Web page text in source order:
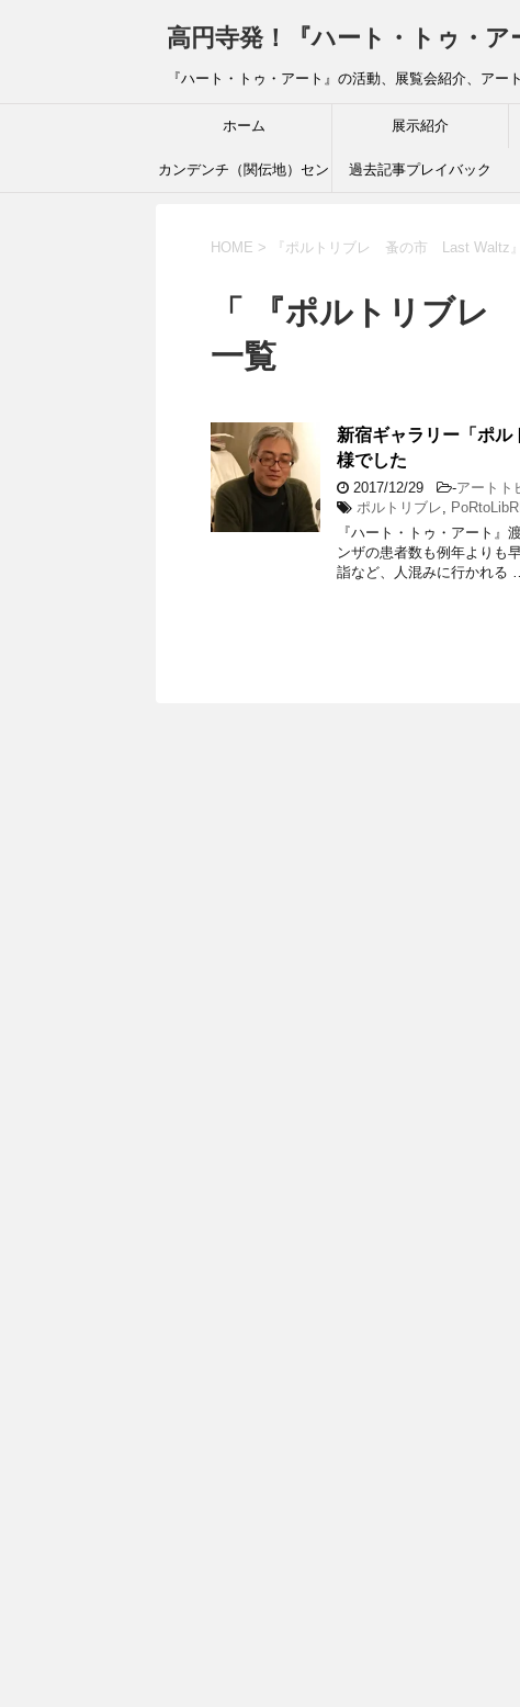
高円寺発！『ハート・トゥ・
『ハート・トゥ・アート』の活動、展覧会紹介、ア
ホーム 展示紹介
カンデンチ（関伝地）セン 過去記事プレイバック
HOME > 『ポルトリブレ 蚤の市 Last Waltz』
「 『ポルトリブ
一覧
新宿ギャラリー「ポ
様でした
2017/12/29 -アートト
ポルトリブレ,
『ハート・トゥ・アート』
ンザの患者数も例年よりも
詣など、人混みに行かれる